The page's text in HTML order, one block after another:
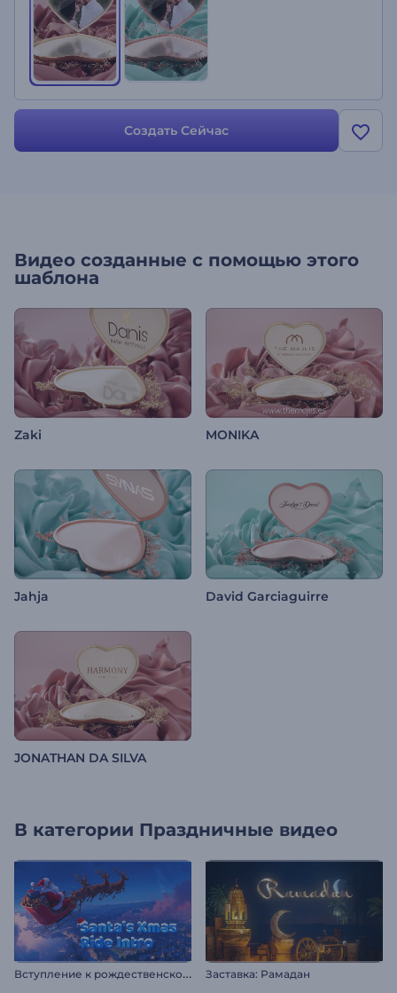
Создать Сейчас
Видео созданные с помощью этого
шаблона
Zaki MONIKA
Jahja David Garciaguirre
JONATHAN DA SILVA
В категории Праздничные видео
В
ступление к рождественскому приключению Санты Заставка: Рамадан